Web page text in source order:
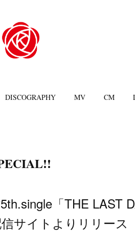
DISCOGRAPHY MV CM
「THE LAST
サイトよりリリース